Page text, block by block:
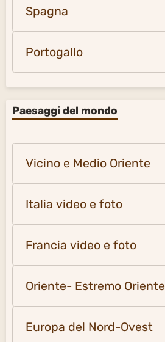
Spagna
Portogallo
Paesaggi del mondo
Vicino e Medio Oriente
Italia video e foto
Francia video e foto
Oriente- Estremo Oriente
Europa del Nord-Ovest